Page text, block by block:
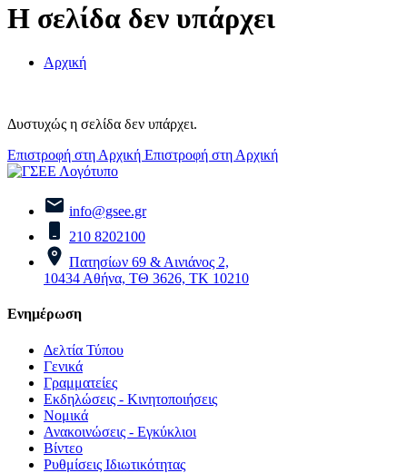
Η σελίδα δεν υπάρχει
Αρχική
Δυστυχώς η σελίδα δεν υπάρχει.
Επιστροφή στη Αρχική Επιστροφή στη Αρχική
info@gsee.gr
210 8202100
Πατησίων 69 & Αινιάνος 2,
10434 Αθήνα, ΤΘ 3626, ΤΚ 10210
Ενημέρωση
Δελτία Τύπου
Γενικά
Γραμματείες
Εκδηλώσεις - Κινητοποιήσεις
Νομικά
Ανακοινώσεις - Εγκύκλιοι
Βίντεο
Ρυθμίσεις Ιδιωτικότητας